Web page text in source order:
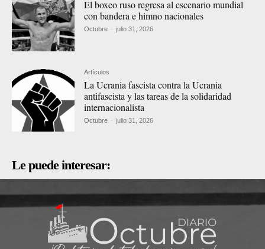
El boxeo ruso regresa al escenario mundial
con bandera e himno nacionales
Octubre - julio 31, 2026
Artículos
La Ucrania fascista contra la Ucrania
antifascista y las tareas de la solidaridad
internacionalista
Octubre - julio 31, 2026
Le puede interesar: